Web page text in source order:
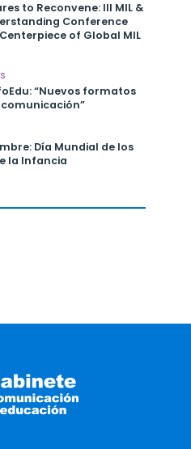
to Reconvene: III MIL &
Conference
of Global MIL
“Nuevos formatos
Día Mundial de los
la Infancia